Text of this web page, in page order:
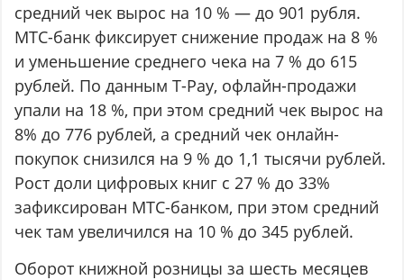
средний чек вырос на 10 % — до 901 рубля.
МТС-банк фиксирует снижение продаж на 8 %
и уменьшение среднего чека на 7 % до 615
рублей. По данным T-Pay, офлайн-продажи
упали на 18 %, при этом средний чек вырос на
8% до 776 рублей, а средний чек онлайн-
покупок снизился на 9 % до 1,1 тысячи рублей.
Рост доли цифровых книг с 27 % до 33%
зафиксирован МТС-банком, при этом средний
чек там увеличился на 10 % до 345 рублей.
Оборот книжной розницы за шесть месяцев